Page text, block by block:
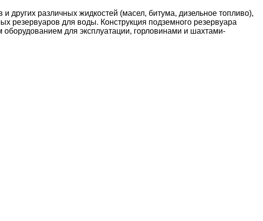
других различных жидкостей (масел, битума, дизельное топливо),
резервуаров для воды. Конструкция подземного резервуара
для эксплуатации, горловинами и шахтами-